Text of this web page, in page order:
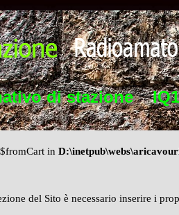
di stazione
in
del Sito è necessario inserire i